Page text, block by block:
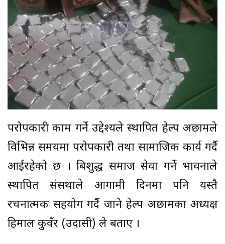
परोपकारी काम गर्ने उद्देश्यले स्थापित हेल्प अछामले
विभिन्न समयमा परोपकारी तथा सामाजिक कार्य गर्दै
आईरहेको छ । बिशुद्ध समाज सेवा गर्ने भावनाले
स्थापित संसथाले आगामी दिनमा पनि यस्तै
रचनात्मक सहयोग गर्दै जाने हेल्प अछामका अध्यक्ष
हिमाल कुवँर (उदासी) ले बताए ।